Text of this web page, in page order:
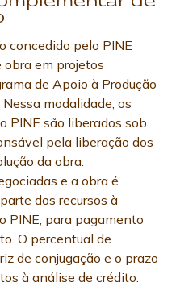
concedido pelo PINE
obra em projetos
de Apoio à Produção
modalidade, os
PINE são liberados sob
pela liberação dos
da obra.
e a obra é
dos recursos à
PINE, para pagamento
O percentual de
de conjugação e o prazo
à análise de crédito.